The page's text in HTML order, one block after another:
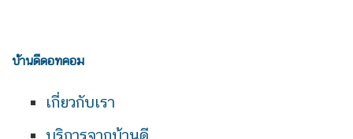
บ้านดีดอทคอม
เกี่ยวกับเรา
บริการจากบ้านดี